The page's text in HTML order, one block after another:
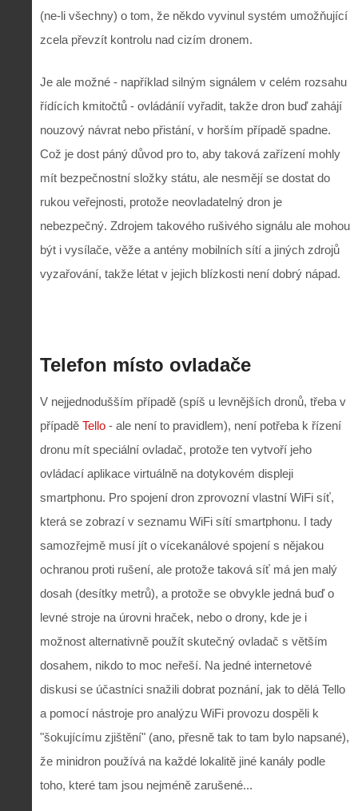
(ne-li všechny) o tom, že někdo vyvinul systém umožňující
zcela převzít kontrolu nad cizím dronem.
Je ale možné - například silným signálem v celém rozsahu
řídících kmitočtů - ovládáníí vyřadit, takže dron buď zahájí
nouzový návrat nebo přistání, v horším případě spadne.
Což je dost páný důvod pro to, aby taková zařízení mohly
mít bezpečnostní složky státu, ale nesmějí se dostat do
rukou veřejnosti, protože neovladatelný dron je
nebezpečný. Zdrojem takového rušivého signálu ale mohou
být i vysílače, věže a antény mobilních sítí a jiných zdrojů
vyzařování, takže létat v jejich blízkosti není dobrý nápad.
Telefon místo ovladače
V nejjednodušším případě (spíš u levnějších dronů, třeba v
případě Tello - ale není to pravidlem), není potřeba k řízení
dronu mít speciální ovladač, protože ten vytvoří jeho
ovládací aplikace virtuálně na dotykovém displeji
smartphonu. Pro spojení dron zprovozní vlastní WiFi síť,
která se zobrazí v seznamu WiFi sítí smartphonu. I tady
samozřejmě musí jít o vícekanálové spojení s nějakou
ochranou proti rušení, ale protože taková síť má jen malý
dosah (desítky metrů), a protože se obvykle jedná buď o
levné stroje na úrovni hraček, nebo o drony, kde je i
možnost alternativně použít skutečný ovladač s větším
dosahem, nikdo to moc neřeší. Na jedné internetové
diskusi se účastníci snažili dobrat poznání, jak to dělá Tello
a pomocí nástroje pro analýzu WiFi provozu dospěli k
"šokujícímu zjištění" (ano, přesně tak to tam bylo napsané),
že minidron používá na každé lokalitě jiné kanály podle
toho, které tam jsou nejméně zarušené...